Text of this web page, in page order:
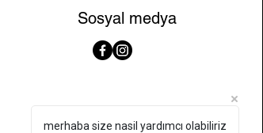
Sosyal medya
merhaba size nasil yardımcı olabiliriz